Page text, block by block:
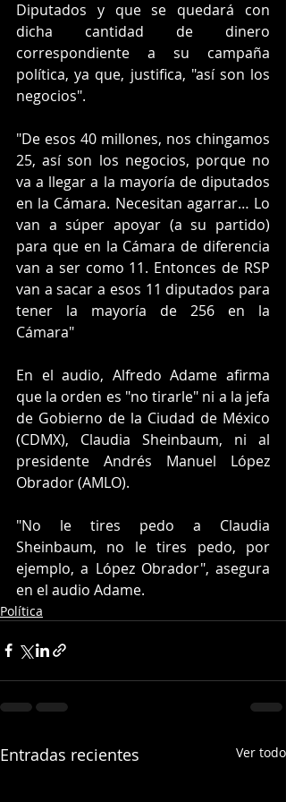
Diputados y que se quedará con
dicha cantidad de dinero
correspondiente a su campaña
política, ya que, justifica, "así son los
negocios".
"De esos 40 millones, nos chingamos
25, así son los negocios, porque no
va a llegar a la mayoría de diputados
en la Cámara. Necesitan agarrar… Lo
van a súper apoyar (a su partido)
para que en la Cámara de diferencia
van a ser como 11. Entonces de RSP
van a sacar a esos 11 diputados para
tener la mayoría de 256 en la
Cámara"
En el audio, Alfredo Adame afirma
que la orden es "no tirarle" ni a la jefa
de Gobierno de la Ciudad de México
(CDMX), Claudia Sheinbaum, ni al
presidente Andrés Manuel López
Obrador (AMLO).
"No le tires pedo a Claudia
Sheinbaum, no le tires pedo, por
ejemplo, a López Obrador", asegura
en el audio Adame.
Política
Entradas recientes Ver todo